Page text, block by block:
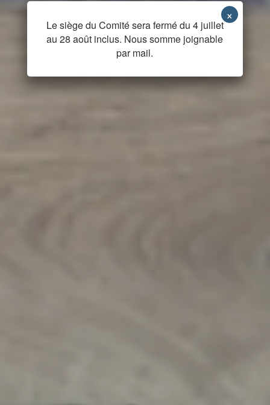
Le siège du Comité sera fermé du 4 juillet
au 28 août inclus. Nous somme joignable
par mail.